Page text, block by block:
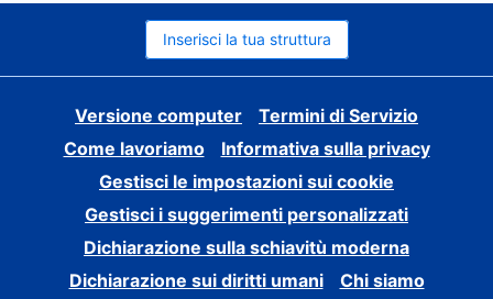
Inserisci la tua struttura
Versione computer
Termini di Servizio
Come lavoriamo
Informativa sulla privacy
Gestisci le impostazioni sui cookie
Gestisci i suggerimenti personalizzati
Dichiarazione sulla schiavitù moderna
Dichiarazione sui diritti umani
Chi siamo